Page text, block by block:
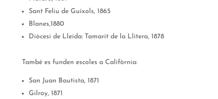
Sant Feliu de Guíxols, 1865
Blanes,1880
Diòcesi de Lleida: Tamarit de la Llitera, 1878
També es funden escoles a Califòrnia:
San Juan Bautista, 1871
Gilroy, 1871